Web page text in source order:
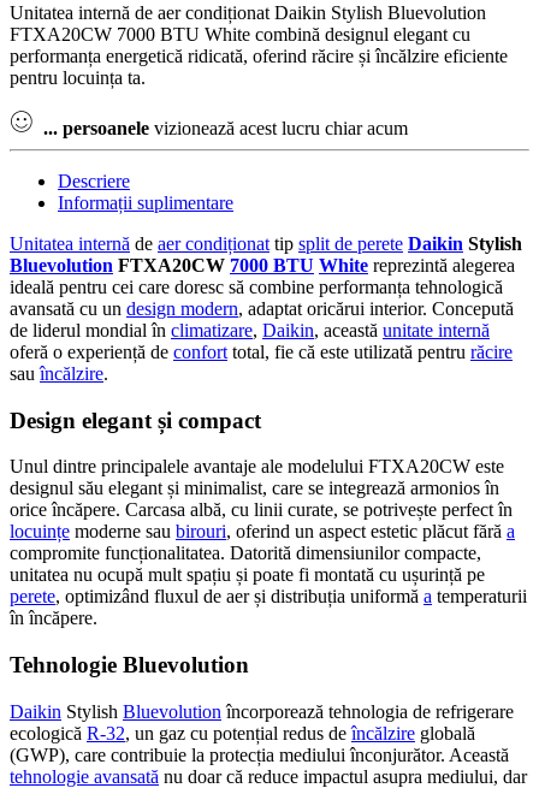
Unitatea internă de aer condiționat Daikin Stylish Bluevolution
FTXA20CW 7000 BTU White combină designul elegant cu
performanța energetică ridicată, oferind răcire și încălzire eficiente
pentru locuința ta.
... persoanele vizionează acest lucru chiar acum
Descriere
Informații suplimentare
Unitatea internă de aer condiționat tip split de perete Daikin Stylish
Bluevolution FTXA20CW 7000 BTU White reprezintă alegerea
ideală pentru cei care doresc să combine performanța tehnologică
avansată cu un design modern, adaptat oricărui interior. Concepută
de liderul mondial în climatizare, Daikin, această unitate internă
oferă o experiență de confort total, fie că este utilizată pentru răcire
sauîncălzire.
Design elegant și compact
Unul dintre principalele avantaje ale modelului FTXA20CW este
designul său elegant și minimalist, care se integrează armonios în
orice încăpere. Carcasa albă, cu linii curate, se potrivește perfect în
locuințe moderne sau birouri, oferind un aspect estetic plăcut fără a
compromite funcționalitatea. Datorită dimensiunilor compacte,
unitatea nu ocupă mult spațiu și poate fi montată cu ușurință pe
perete, optimizând fluxul de aer și distribuția uniformă a temperaturii
în încăpere.
Tehnologie Bluevolution
Daikin Stylish Bluevolution încorporează tehnologia de refrigerare
ecologică R-32, un gaz cu potențial redus deîncălzire globală
(GWP), care contribuie la protecția mediului înconjurător. Această
tehnologie avansată nu doar că reduce impactul asupra mediului, dar